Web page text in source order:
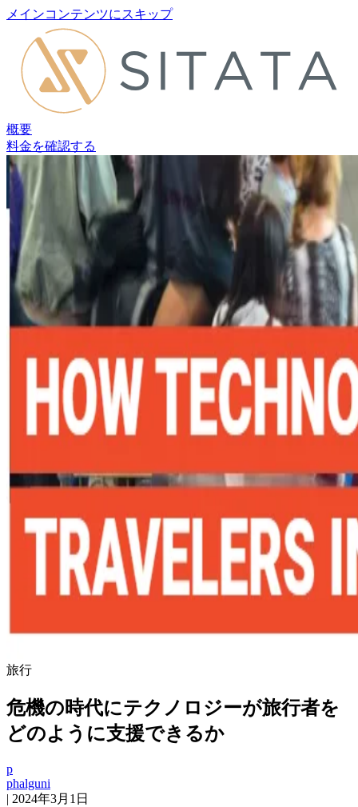
メインコンテンツにスキップ
概要
料金を確認する
旅行
危機の時代にテクノロジーが旅行者を
どのように支援できるか
p
phalguni
| 2024年3月1日